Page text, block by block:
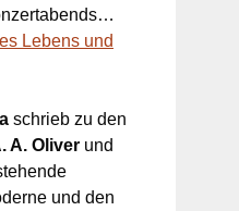
Lebens und
schrieb zu den
A. Oliver und
und den